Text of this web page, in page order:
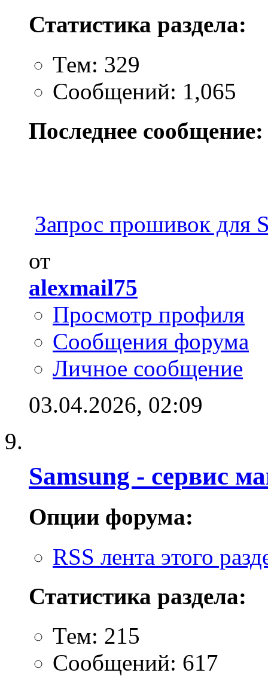
Статистика раздела:
Тем: 329
Сообщений: 1,065
Последнее сообщение:
Запрос прошивок для
от
alexmail75
Просмотр профиля
Сообщения форума
Личное сообщение
03.04.2026, 02:09
Samsung - cервис
Опции форума:
RSS лента этого
Статистика раздела:
Тем: 215
Сообщений: 617